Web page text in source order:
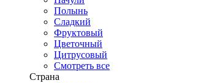
Полынь
Сладкий
Фруктовый
Цветочный
Цитрусовый
Смотреть все
Страна